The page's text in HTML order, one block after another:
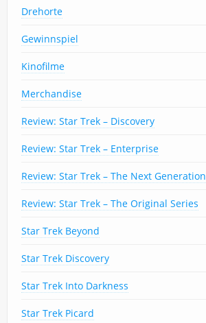
Drehorte
Gewinnspiel
Kinofilme
Merchandise
Review: Star Trek – Discovery
Review: Star Trek – Enterprise
Review: Star Trek – The Next Generation
Review: Star Trek – The Original Series
Star Trek Beyond
Star Trek Discovery
Star Trek Into Darkness
Star Trek Picard